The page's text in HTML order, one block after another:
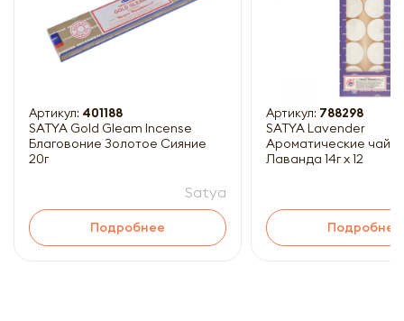
Артикул: 401188
SATYA Gold Gleam Incense
Благовоние Золотое Сияние
20г
Satya
Подробнее
Артикул: 788298
SATYA Lavender
Ароматические
Лаванда 14г x 12
Подробнее
Обязательны к заполнению